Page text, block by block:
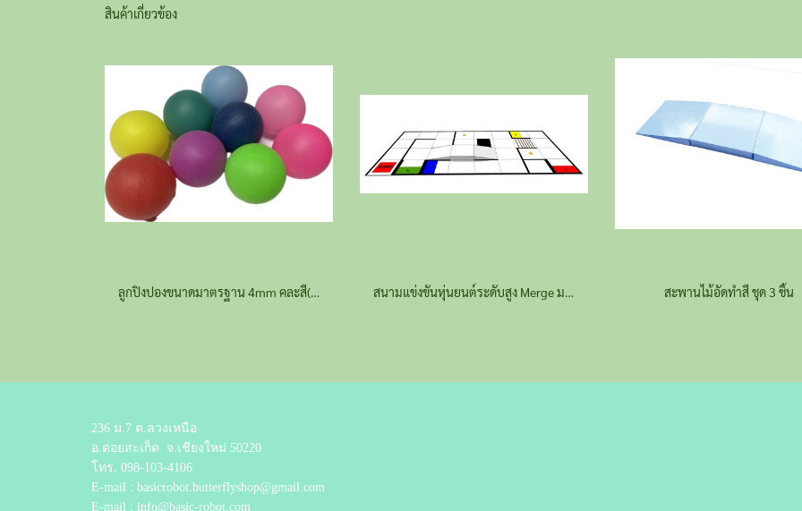
สินค้าเกี่ยวข้อง
ลูกปิงปองขนาดมาตรฐาน 4mm คละสี(สั่งจำนวนมากทักไลน์ร้าน) สนามแข่งขันหุ่นยนต์ระดับสูง Merge ม.ต้น-ม.ปลาย ชุดเต็ม สะพานไม้อัดทำสี ชุด 3 ชิ้น
236 ม.7 ต.ลวงเหนือ
อ.ดอยสะเก็ด จ.เชียงใหม่ 50220
โทร. 098-103-4106
E-mail : basicrobot.butterflyshop@gmail.com
E-mail : info@basic-robot.com